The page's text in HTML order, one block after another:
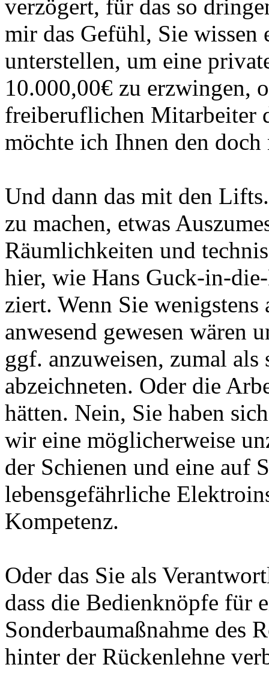
verzögert, für das so
mir das Gefühl, Sie wissen
unterstellen, um eine
10.000,00€ zu erzwingen,
freiberuflichen Mitarbeiter
möchte ich Ihnen den
Und dann das mit den
zu machen, etwas
Räumlichkeiten und
hier, wie Hans Guck-in-
ziert. Wenn Sie
anwesend gewesen wären
ggf. anzuweisen, zumal
abzeichneten. Oder die
hätten. Nein, Sie haben
wir eine möglicherweise
der Schienen und eine auf
lebensgefährliche
Kompetenz.
Oder das Sie als
dass die Bedienknöpfe für
Sonderbaumaßnahme des
hinter der Rückenlehne